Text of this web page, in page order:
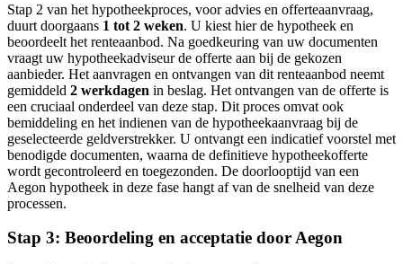
Stap 2 van het hypotheekproces, voor advies en offerteaanvraag,
duurt doorgaans 1 tot 2 weken. U kiest hier de hypotheek en
beoordeelt het renteaanbod. Na goedkeuring van uw documenten
vraagt uw hypotheekadviseur de offerte aan bij de gekozen
aanbieder. Het aanvragen en ontvangen van dit renteaanbod neemt
gemiddeld 2 werkdagen in beslag. Het ontvangen van de offerte is
een cruciaal onderdeel van deze stap. Dit proces omvat ook
bemiddeling en het indienen van de hypotheekaanvraag bij de
geselecteerde geldverstrekker. U ontvangt een indicatief voorstel met
benodigde documenten, waarna de definitieve hypotheekofferte
wordt gecontroleerd en toegezonden. De doorlooptijd van een
Aegon hypotheek in deze fase hangt af van de snelheid van deze
processen.
Stap 3: Beoordeling en acceptatie door Aegon